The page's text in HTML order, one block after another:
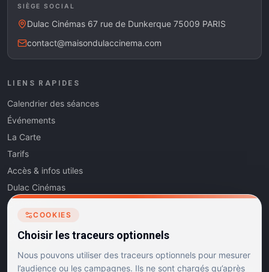
SIÈGE SOCIAL
Dulac Cinémas 67 rue de Dunkerque 75009 PARIS
contact@maisondulaccinema.com
LIENS RAPIDES
Calendrier des séances
Événements
La Carte
Tarifs
Accès & infos utiles
Dulac Cinémas
Cinéma5
Les Dits de l'Art
Contact
COOKIES
Choisir les traceurs optionnels
Nous pouvons utiliser des traceurs optionnels pour mesurer
l’audience ou les campagnes. Ils ne sont chargés qu’après